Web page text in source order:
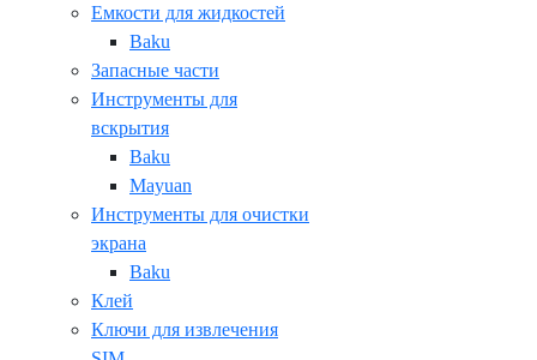
Емкости для жидкостей
Baku
Запасные части
Инструменты для
вскрытия
Baku
Mayuan
Инструменты для очистки
экрана
Baku
Клей
Ключи для извлечения